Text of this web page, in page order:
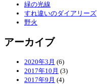
緑の光線
すれ違いのダイアリーズ
野火
アーカイブ
2020年3月 (6)
2017年10月 (3)
2017年9月 (4)